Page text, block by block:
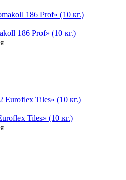
186 Prof» (10 кг.)
Tiles» (10 кг.)